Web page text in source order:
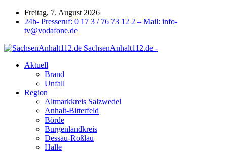
Freitag, 7. August 2026
24h- Presseruf: 0 17 3 / 76 73 12 2 – Mail: info-
tv@vodafone.de
SachsenAnhalt112.de -
Aktuell
Brand
Unfall
Region
Altmarkkreis Salzwedel
Anhalt-Bitterfeld
Börde
Burgenlandkreis
Dessau-Roßlau
Halle